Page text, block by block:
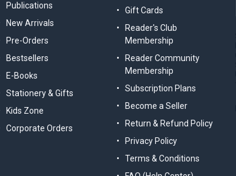
Publications
New Arrivals
Pre-Orders
Bestsellers
E-Books
Stationery & Gifts
Kids Zone
Corporate Orders
Gift Cards
Reader's Club
Membership
Reader Community
Membership
Subscription Plans
Become a Seller
Return & Refund Policy
Privacy Policy
Terms & Conditions